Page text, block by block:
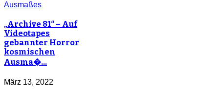
„Archive 81“ – Auf
Videotapes
gebannter Horror
kosmischen
Ausma�…
März 13, 2022